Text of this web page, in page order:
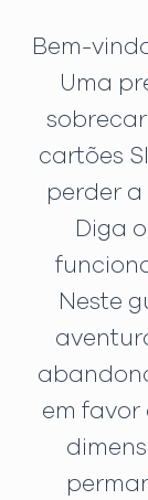
Bem-
Uma
cartões
perder a
Diga
Neste
em favor